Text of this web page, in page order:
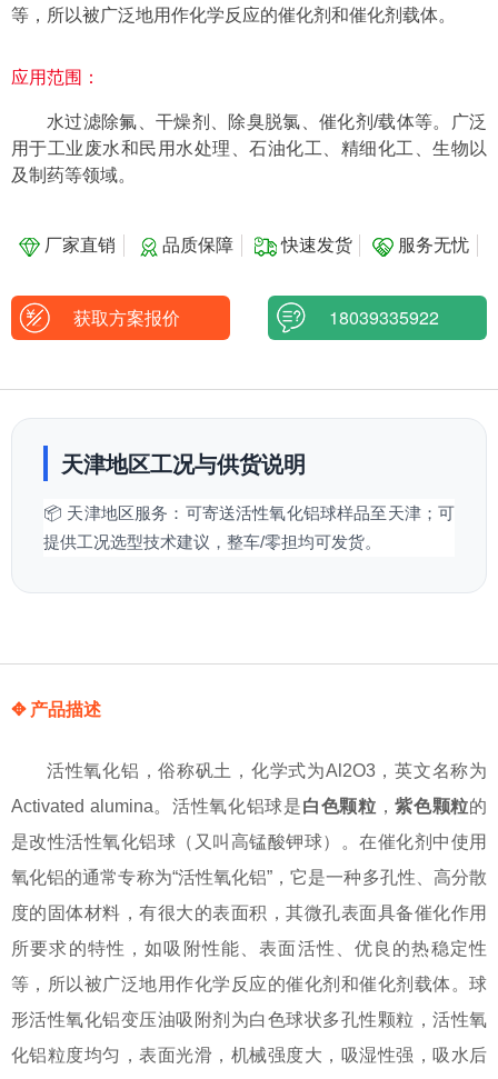
等，所以被广泛地用作化学反应的催化剂和催化剂载体。
应用范围：
水过滤除氟、干燥剂、除臭脱氯、催化剂/载体等。广泛
用于工业废水和民用水处理、石油化工、精细化工、生物以
及制药等领域。
厂家直销 品质保障 快速发货 服务无忧
获取方案报价 18039335922
天津地区工况与供货说明
📦 天津地区服务：可寄送活性氧化铝球样品至天津；可
提供工况选型技术建议，整车/零担均可发货。
✥ 产品描述
活性氧化铝，俗称矾土，化学式为Al2O3，英文名称为
Activated alumina。活性氧化铝球是白色颗粒 ，紫色颗粒的
是改性活性氧化铝球（又叫高锰酸钾球）。在催化剂中使用
氧化铝的通常专称为“活性氧化铝”，它是一种多孔性、高分散
度的固体材料，有很大的表面积，其微孔表面具备催化作用
所要求的特性，如吸附性能、表面活性、优良的热稳定性
等，所以被广泛地用作化学反应的催化剂和催化剂载体。球
形活性氧化铝变压油吸附剂为白色球状多孔性颗粒，活性氧
化铝粒度均匀，表面光滑，机械强度大，吸湿性强，吸水后